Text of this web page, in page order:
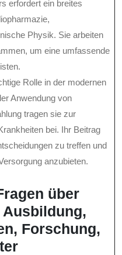
erfordert ein breites
Physik. Sie arbeiten
um eine umfassende
Rolle in der modernen
Anwendung von
tragen sie zur
bei. Ihr Beitrag
zu treffen und
anzubieten.
über
Forschung,